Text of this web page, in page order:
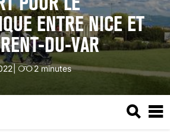
ENTRE NICE ET
DU-VAR
2 minutes